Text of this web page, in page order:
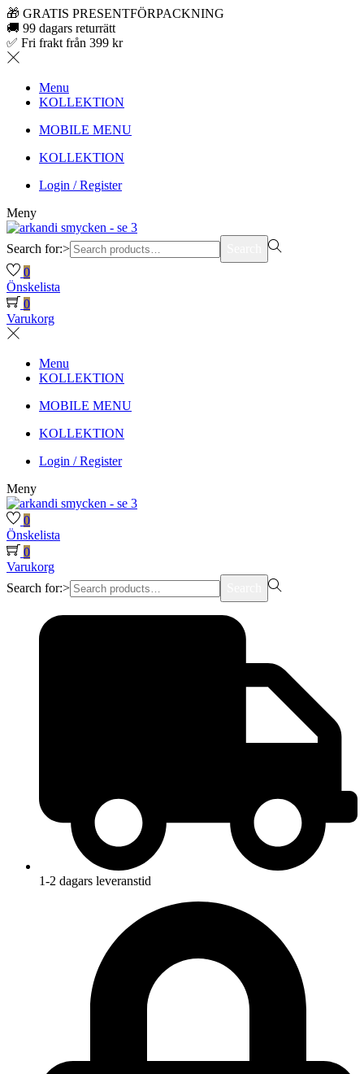
🎁 GRATIS PRESENTFÖRPACKNING
🚚 99 dagars returrätt
✅ Fri frakt från 399 kr
Menu
KOLLEKTION
MOBILE MENU
KOLLEKTION
Login / Register
Meny
Search for:>
0
Önskelista
0
Varukorg
Menu
KOLLEKTION
MOBILE MENU
KOLLEKTION
Login / Register
Meny
0
Önskelista
0
Varukorg
Search for:>
1-2 dagars leveranstid